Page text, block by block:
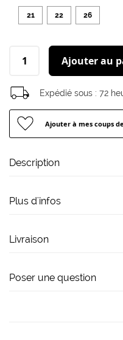
21 22 26
Ajouter au
Expédié sous : 72
Ajouter à mes coups
Description
Plus d'infos
Livraison
Poser une question